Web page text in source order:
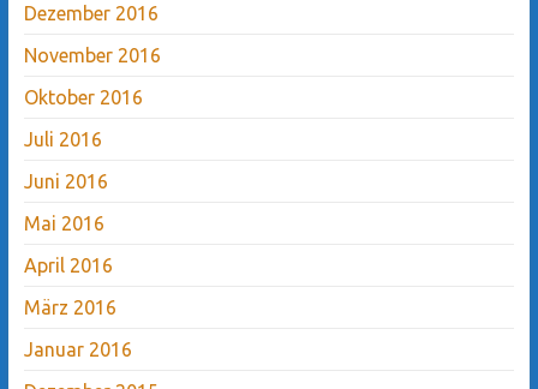
Dezember 2016
November 2016
Oktober 2016
Juli 2016
Juni 2016
Mai 2016
April 2016
März 2016
Januar 2016